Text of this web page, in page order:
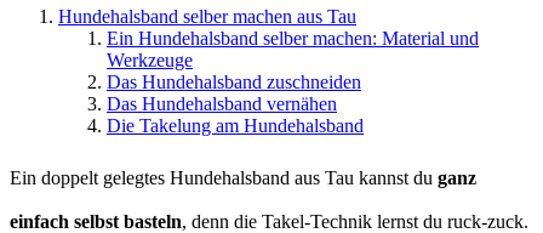
Hundehalsband selber machen aus Tau
Ein Hundehalsband selber machen: Material und
Werkzeuge
Das Hundehalsband zuschneiden
Das Hundehalsband vernähen
Die Takelung am Hundehalsband
Ein doppelt gelegtes Hundehalsband aus Tau kannst du ganz
einfach selbst basteln, denn die Takel-Technik lernst du ruck-zuck.